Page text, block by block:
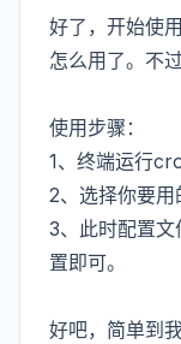
好了，开始使
怎么用了。不
使用步骤：
1、终端运行
2、选择你要用
3、此时配置
置即可。
好吧，简单到